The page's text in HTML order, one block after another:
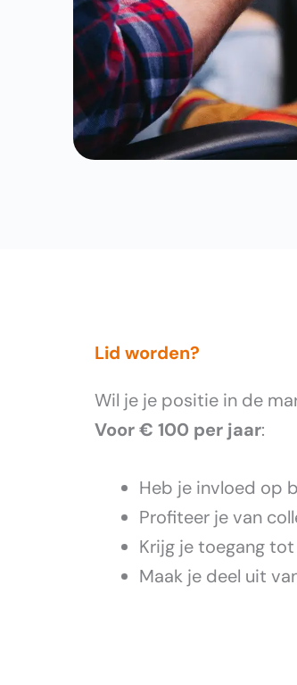
Lid worden?
Wil je je positie in de
Voor € 100 per jaar:
Heb je invloed op
Profiteer je van
Krijg je toegang
Maak je deel uit